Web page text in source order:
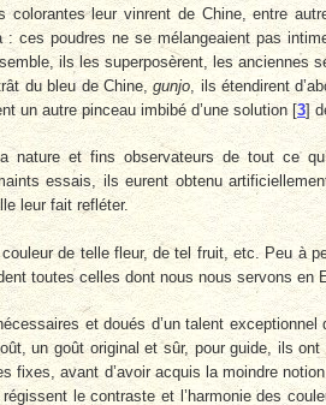
colorantes leur vinrent de Chine, entre
ces poudres ne se mélangeaient pas
ils les superposèrent, les anciennes
du bleu de Chine,gunjo , ils étendirent
un autre pinceau imbibé d’une solution[3]
nature et fins observateurs de tout ce
essais, ils eurent obtenu
leur fait refléter.
de telle fleur, de tel fruit, etc. Peu à
toutes celles dont nous nous servons en
et doués d’un talent
un goût original et sûr, pour guide, ils
fixes, avant d’avoir acquis la moindre
le contraste et l’harmo­nie des